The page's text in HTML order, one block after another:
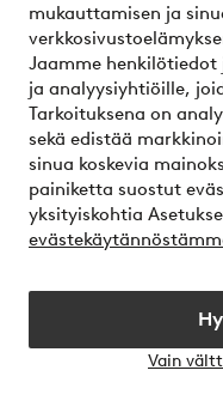
mukauttamisen ja
Jaamme
ja analyysiyhtiöille,
Tarkoituksena on
sekä edistää
sinua koskevia
painiketta suostut
yksityiskohtia
Vain
Turvalliset
Haluatko tietää